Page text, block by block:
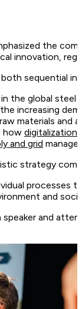
the
innovation,
sequential
the global
increasing
materials and
how digitalization
and grid
strategy
processes
and
and